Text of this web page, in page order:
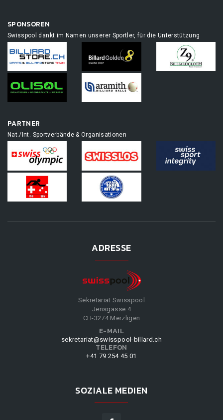
SPONSOREN
Swisspool dankt im Namen unserer Sportler, für die Unterstützung
PARTNER
Nat./Int. Sportverbände & Organisationen
ADRESSE
Sekretariat Swisspool
Jensgasse 4
CH-3274 Merzligen
E-MAIL
sekretariat@swisspool-billard.ch
TELEFON
+41 79 254 45 01
SOZIALE MEDIEN